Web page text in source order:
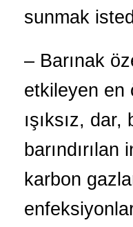
sunmak
– Barınak
etkileyen en
ışıksız,
karbon